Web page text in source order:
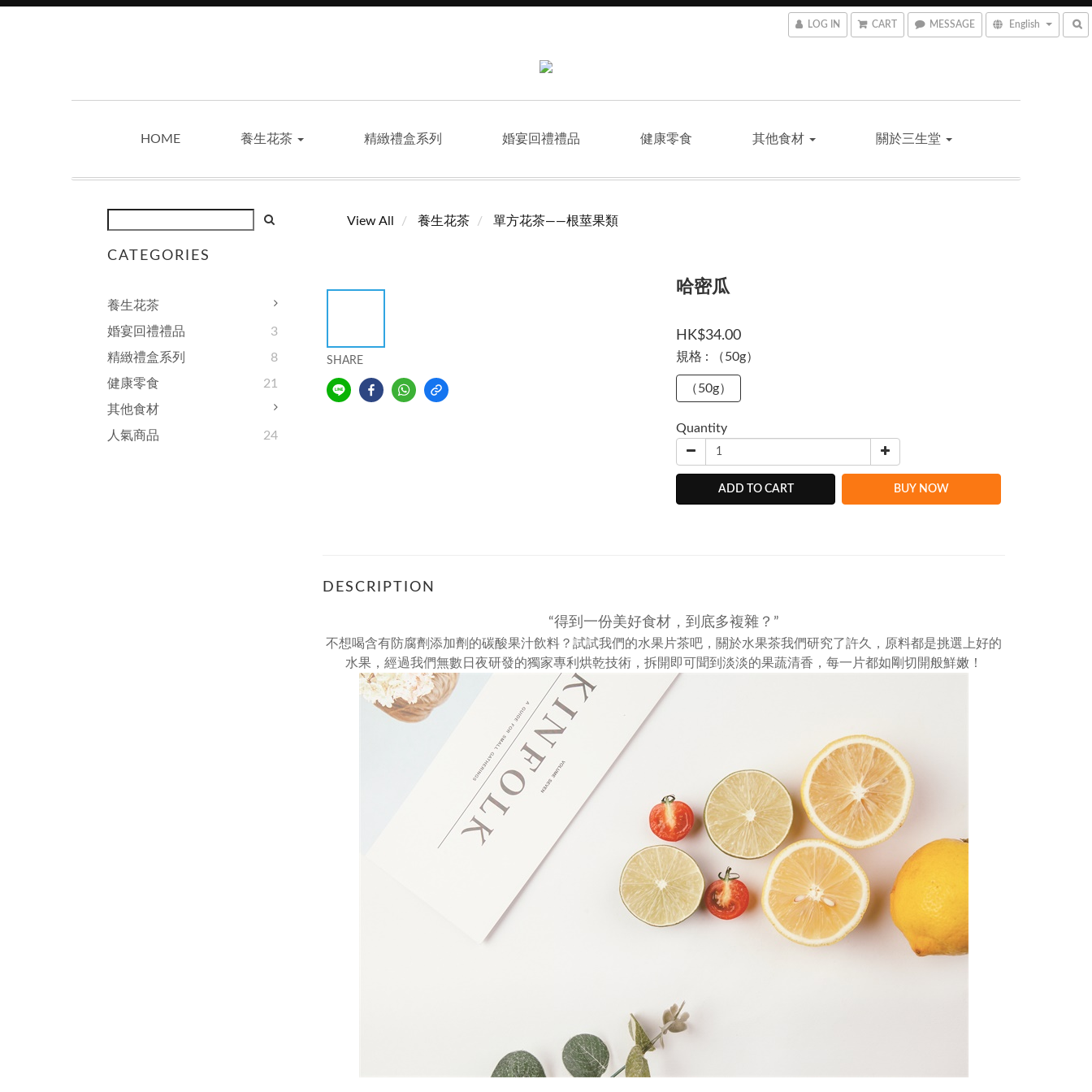
LOG IN CART MESSAGE English
HOME 養生花茶 精緻禮盒系列 婚宴回禮禮品 健康零食 其他食材 關於三生堂
CATEGORIES
養生花茶
婚宴回禮禮品
3
精緻禮盒系列
8
健康零食
21
其他食材
人氣商品
24
View All 養生花茶 單方花茶——根莖果類
SHARE
哈密瓜
HK$34.00
規格 : （50g）
（50g）
Quantity
ADD TO CART BUY NOW
DESCRIPTION
“得到一份美好食材，到底多複雜？”
不想喝含有防腐劑添加劑的碳酸果汁飲料？試試我們的水果片茶吧，關於水果茶我們研究了許久，原料都是挑選上好的
水果， 經過我們無數日夜研發的獨家專利烘乾技術， 拆開即可聞到淡淡的果蔬清香，每一片都如剛切開般鮮嫩！